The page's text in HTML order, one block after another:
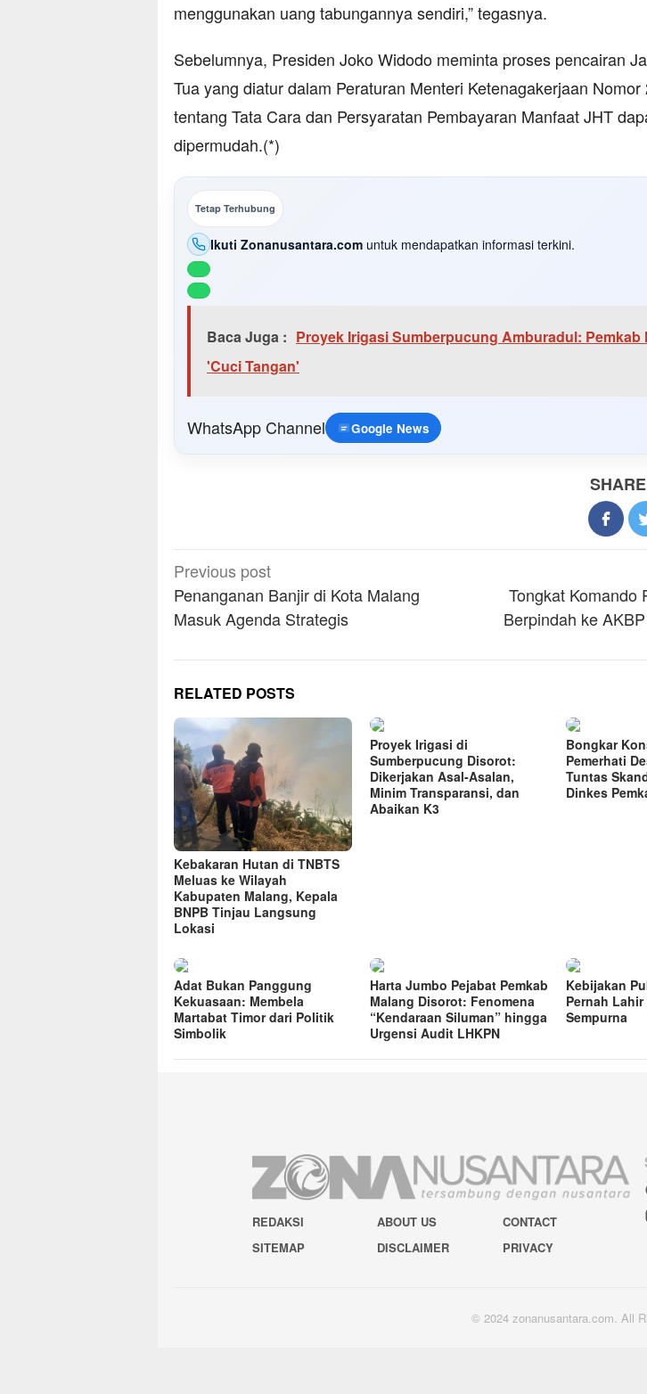
menggunakan uang tabungannya sendiri,” tegasnya.
Sebelumnya, Presiden Joko Widodo meminta proses pencairan
Tua yang diatur dalam Peraturan Menteri Ketenagakerjaan Nomor
tentang Tata Cara dan Persyaratan Pembayaran Manfaat JHT
dipermudah.(*)
Tetap Terhubung
Ikuti Zonanusantara.com untuk mendapatkan informasi terkini.
Baca Juga : Proyek Irigasi Sumberpucung Amburadul: Pemkab
'Cuci Tangan'
WhatsApp Channel Google News
SHARE
Post
navigation
Previous post
Penanganan Banjir di Kota Malang
Masuk Agenda Strategis
Tongkat Komando
Berpindah ke
RELATED POSTS
Kebakaran Hutan di TNBTS
Meluas ke Wilayah
Kabupaten Malang, Kepala
BNPB Tinjau Langsung
Lokasi
Proyek Irigasi di
Sumberpucung Disorot:
Dikerjakan Asal-Asalan,
Minim Transparansi, dan
Abaikan K3
Bongkar
Pemerhati
Tuntas
Dinkes
Adat Bukan Panggung
Kekuasaan: Membela
Martabat Timor dari Politik
Simbolik
Harta Jumbo Pejabat Pemkab
Malang Disorot: Fenomena
“Kendaraan Siluman” hingga
Urgensi Audit LHKPN
Kebijakan
Pernah
Sempurna
REDAKSI ABOUT US
CONTACT
SITEMAP
DISCLAIMER PRIVACY
© 2024 zonanusantara.com. All